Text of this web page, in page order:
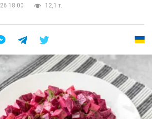
18:00
12,1 т.